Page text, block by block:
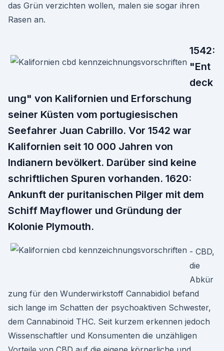
das Grün verzichten wollen, malen sie sogar ihren
Rasen an.
1542:
"Ent
deck
ung" von Kalifornien und Erforschung
seiner Küsten vom portugiesischen
Seefahrer Juan Cabrillo. Vor 1542 war
Kalifornien seit 10 000 Jahren von
Indianern bevölkert. Darüber sind keine
schriftlichen Spuren vorhanden. 1620:
Ankunft der puritanischen Pilger mit dem
Schiff Mayflower und Gründung der
Kolonie Plymouth.
- CBD,
die
Abkür
zung für den Wunderwirkstoff Cannabidiol befand
sich lange im Schatten der psychoaktiven Schwester,
dem Cannabinoid THC. Seit kurzem erkennen jedoch
Wissenschaftler und Konsumenten die unzähligen